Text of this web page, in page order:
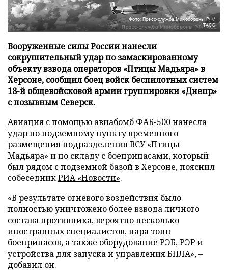
Фото: Пресс-служба Минобороны РФ/
ТАСС
Вооруженные силы России нанесли
сокрушительный удар по замаскированному
объекту взвода операторов «Птицы Мадьяра» в
Херсоне, сообщил боец войск беспилотных систем
18-й общевойсковой армии группировки «Днепр»
с позывным Северск.
Авиация с помощью авиабомб ФАБ-500 нанесла
удар по подземному пункту временного
размещения подразделения ВСУ «Птицы
Мадьяра» и по складу с боеприпасами, который
был рядом с подземной базой в Херсоне, пояснил
собеседникРИА «Новости».
«В результате огневого воздействия было
полностью уничтожено более взвода личного
состава противника, вероятно несколько
иностранных специалистов, пара тонн
боеприпасов, а также оборудование РЭБ, РЭР и
устройства для запуска и управления БПЛА», –
добавил он.